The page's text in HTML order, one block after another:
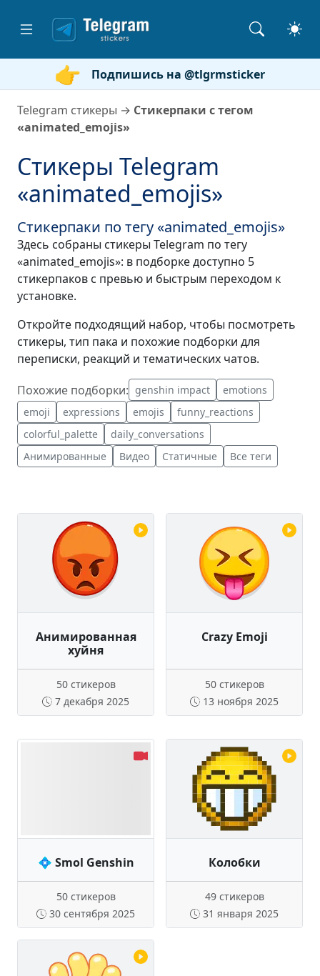
Подпишись на @tlgrmsticker
Telegram стикеры → Стикерпаки с тегом
«animated_emojis»
Стикеры Telegram
«animated_emojis»
Стикерпаки по тегу «animated_emojis»
Здесь собраны стикеры Telegram по тегу
«animated_emojis»: в подборке доступно 5
стикерпаков с превью и быстрым переходом к
установке.
Откройте подходящий набор, чтобы посмотреть
стикеры, тип пака и похожие подборки для
переписки, реакций и тематических чатов.
Похожие подборки: genshin impact
emotions
emoji
expressions emojis
funny_reactions
colorful_palette
daily_conversations
Анимированные
Видео Статичные Все теги
Анимированная
хуйня
50 стикеров
7 декабря 2025
Crazy Emoji
50 стикеров
13 ноября 2025
💠 Smol Genshin
50 стикеров
30 сентября 2025
Колобки
49 стикеров
31 января 2025